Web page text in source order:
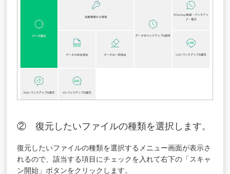
② 復元したいファイルの種類を選択します。
復元したいファイルの種類を選択するメニュー画面が表示さ
れるので、該当する項目にチェックを入れて右下の「スキャ
ン開始」ボタンをクリックします。